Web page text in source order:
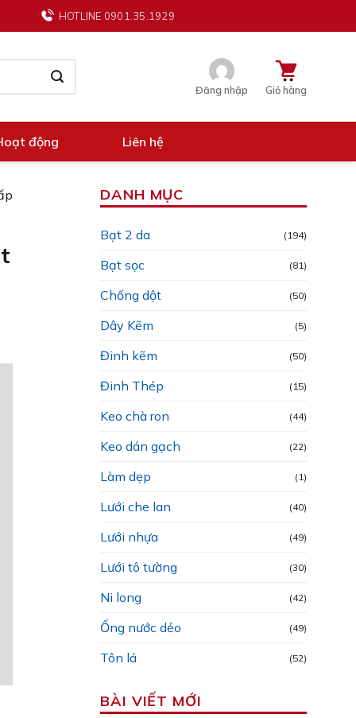
HOTLINE 0901.35.1929
Đăng nhập Giỏ hàng
động Liên hệ
DANH MỤC
Bạt 2 da (194)
Bạt sọc (81)
Chống dột (50)
Dây Kẽm (5)
Đinh kẽm (50)
Đinh Thép (15)
Keo chà ron (44)
Keo dán gạch (22)
Làm dẹp (1)
Lưới che lan (40)
Lưới nhựa (49)
Lưới tô tường (30)
Ni long (42)
Ống nước dẻo (49)
Tôn lá (52)
BÀI VIẾT MỚI